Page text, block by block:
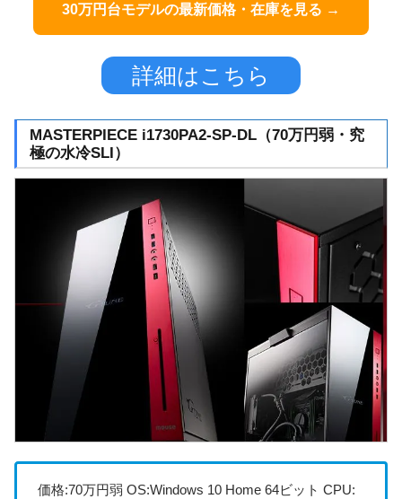
30万円台モデルの最新価格・在庫を見る →
詳細はこちら
MASTERPIECE i1730PA2-SP-DL（70万円弱・究
極の水冷SLI）
価格:70万円弱 OS:Windows 10 Home 64ビット CPU: